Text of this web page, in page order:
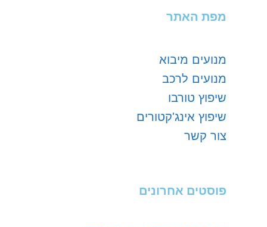
מפת האתר
מנועים מיבוא
מנועים לרכב
שיפוץ טורבו
שיפוץ אינג'קטורים
צור קשר
פוסטים אחרונים